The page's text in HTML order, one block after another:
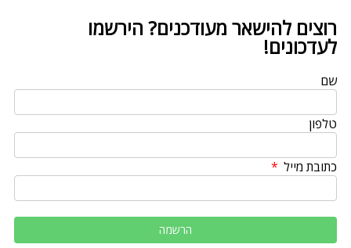
רוצים להישאר מעודכנים? הירשמו
לעדכונים!
שם
טלפון
כתובת מייל